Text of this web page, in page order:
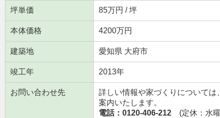
坪単価 85万円 / 坪
本体価格 4200万円
建築地 愛知県 大府市
竣工年 2013年
お問い合わせ先
詳しい情報や家づくりについて
案内いたします。
電話：0120-406-212 (定休：水